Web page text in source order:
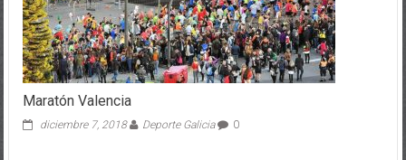
Maratón Valencia
diciembre 7, 2018 Deporte Galicia 0